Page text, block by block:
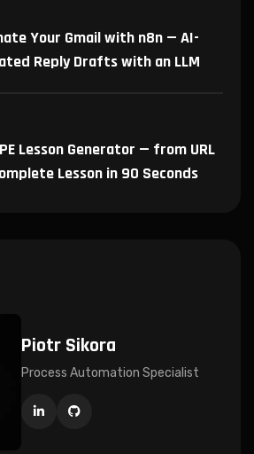
Your Gmail with n8n — AI-
Reply Drafts with an LLM
Lesson Generator — from URL
Lesson in 90 Seconds
Piotr Sikora
Process Automation Specialist